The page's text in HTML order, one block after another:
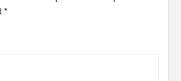
*